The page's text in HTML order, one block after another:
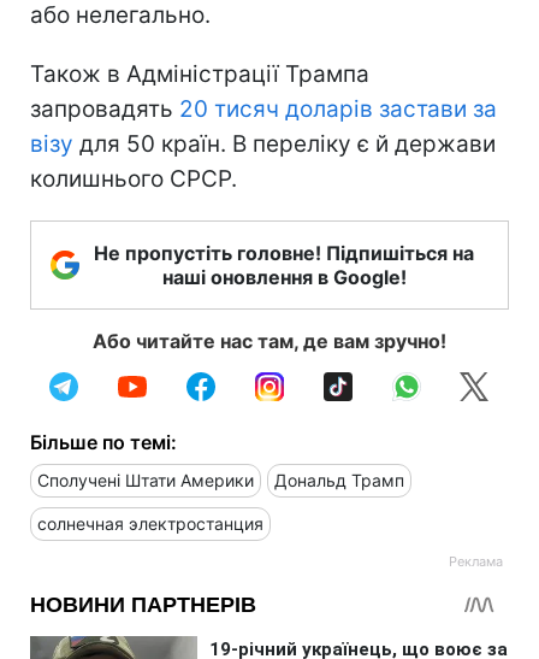
або нелегально.
Також в Адміністрації Трампа
запровадять 20 тисяч доларів застави за
візу для 50 країн. В переліку є й держави
колишнього СРСР.
Не пропустіть головне! Підпишіться на
наші оновлення в Google!
Або читайте нас там, де вам зручно!
Більше по темі:
Сполучені Штати Америки Дональд Трамп
солнечная электростанция